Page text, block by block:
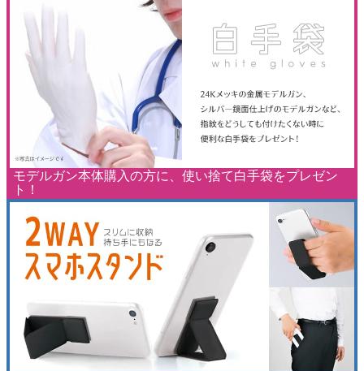
モデルガン本体購入の方に、使い捨て白手袋をプレゼン
ト！